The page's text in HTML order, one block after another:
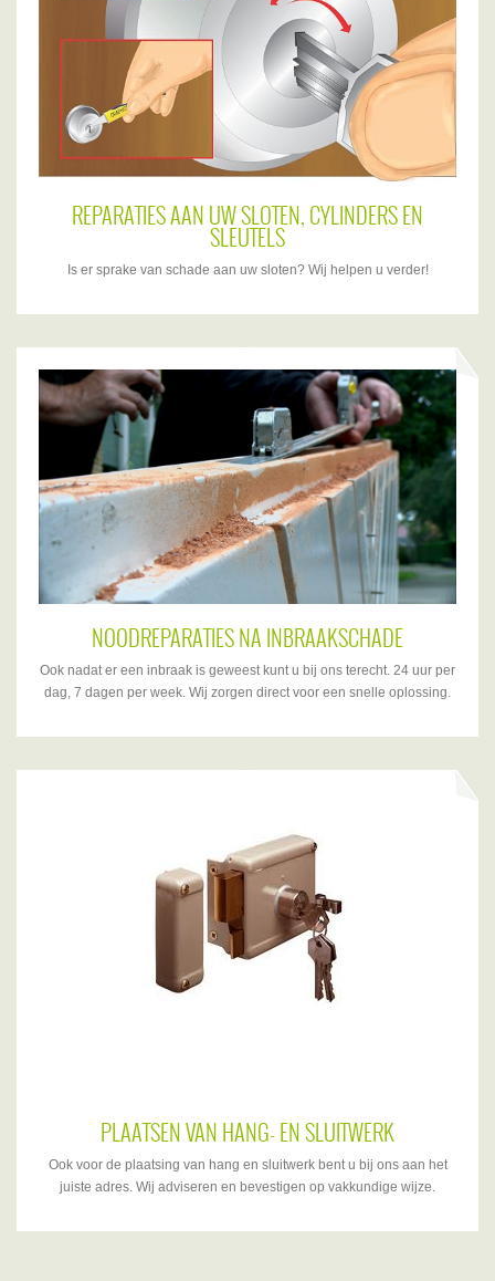
REPARATIES AAN UW SLOTEN, CYLINDERS EN
SLEUTELS
Is er sprake van schade aan uw sloten? Wij helpen u verder!
NOODREPARATIES NA INBRAAKSCHADE
Ook nadat er een inbraak is geweest kunt u bij ons terecht. 24 uur per
dag, 7 dagen per week. Wij zorgen direct voor een snelle oplossing.
PLAATSEN VAN HANG- EN SLUITWERK
Ook voor de plaatsing van hang en sluitwerk bent u bij ons aan het
juiste adres. Wij adviseren en bevestigen op vakkundige wijze.